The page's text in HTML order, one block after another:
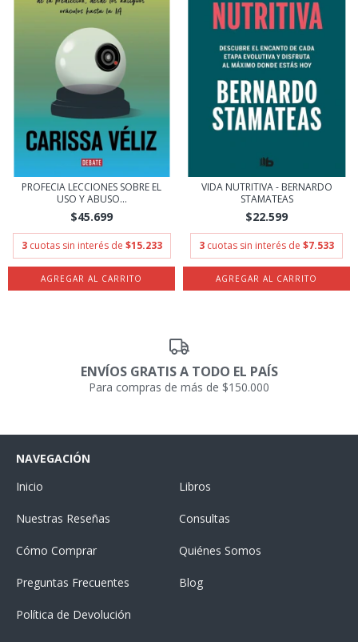
PROFECIA LECCIONES SOBRE EL
USO Y ABUSO...
$45.699
3 cuotas sin interés de $15.233
VIDA NUTRITIVA - BERNARDO
STAMATEAS
$22.599
3 cuotas sin interés de $7.533
ENVÍOS GRATIS A TODO EL PAÍS
Para compras de más de $150.000
NAVEGACIÓN
Inicio
Libros
Nuestras Reseñas Consultas
Cómo Comprar Quiénes Somos
Preguntas Frecuentes Blog
Política de Devolución